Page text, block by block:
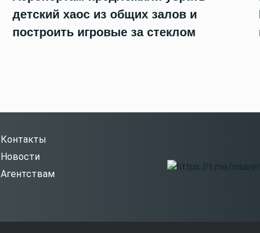
детский хаос из общих залов и
построить игровые за стеклом
Контакты
Новости
Агентствам